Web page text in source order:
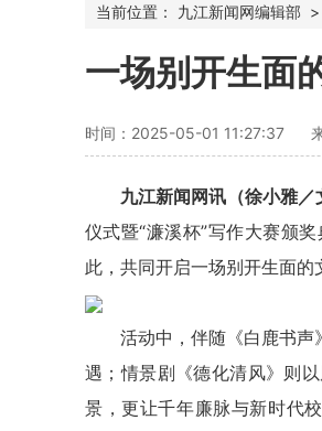
当前位置： 九江新闻网编辑部 >
一场别开生面
时间：2025-05-01 11:27:37
九江新闻网讯（徐小雅
仪式暨“濂溪杯”写作大赛颁
此，共同开启一场别开生面的
活动中，伴随《白鹿书声
遇；情景剧《德化清风》则
景，更让千年廉脉与新时代